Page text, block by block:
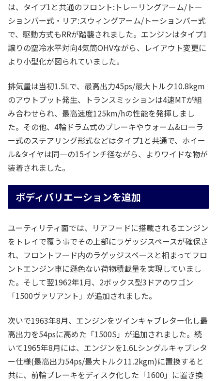
は、タイプ1と共通のフロント:トレーリングアーム/トー
ションバー式・リア:スウィングアーム/トーションバー式
で、駆動方式もRRが踏襲されました。エンジンはタイプ1
譲りの空冷水平対向4気筒OHVながら、レイアウト変更に
より小型化が図られていました。
排気量は当初1.5Lで、最高出力45ps/最大トルク10.8kgm
のアウトプット発生、トランスミッションは4速MTが組
み合わせられ、最高速度125km/hの性能を発揮しまし
た。その他、4輪ドラム式のブレーキやウォーム&ローラ
ー式のステアリング形式などはタイプ1と共通で、ホイー
ル&タイヤは同一の15インチ径ながら、よりワイドな物が
装着されました。
ボディバリエーションを追加
ユーティリティ面では、リアフードに搭載されるエンジン
をトレイで覆う事でその上部にラゲッジスペースが確保さ
れ、フロントフード内のラゲッジスペースと相まってフロ
ントエンジン車に遜色ない荷物積載量を実現していまし
た。そして翌1962年1月、2ボックス型3ドアのワゴン
「1500ヴァリアント」が追加されました。
次いで1963年8月、エンジンをツインキャブレター化し最
高出力を54psに高めた「1500S」が追加されました。続
いて1965年8月には、エンジンを1.6Lシングルキャブレタ
ー仕様(最高出力54ps/最大トルク11.2kgm)に置換すると
共に、前輪ブレーキをディスク化した「1600」に置き換